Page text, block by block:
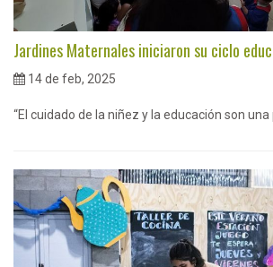
Jardines Maternales iniciaron su ciclo
14 de feb, 2025
“El cuidado de la niñez y la educación son una